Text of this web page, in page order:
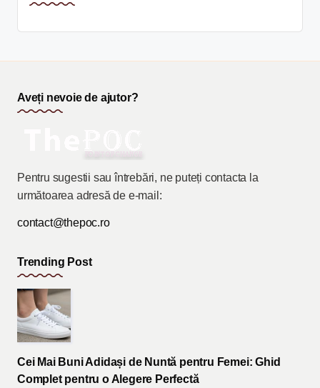
Aveți nevoie de ajutor?
Pentru sugestii sau întrebări, ne puteți contacta la
următoarea adresă de e-mail:
contact@thepoc.ro
Trending Post
Cei Mai Buni Adidași de Nuntă pentru Femei: Ghid
Complet pentru o Alegere Perfectă